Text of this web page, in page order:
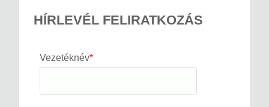
HÍRLEVÉL FELIRATKOZÁS
Vezetéknév*